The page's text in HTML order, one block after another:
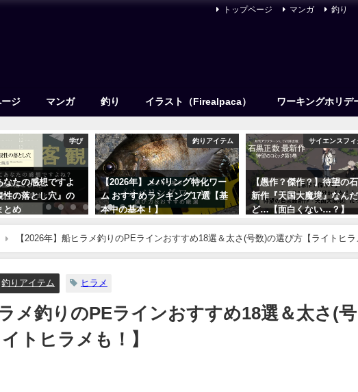
トップページ マンガ 釣り
ージ マンガ 釣り イラスト（Firealpaca） ワーキングホリデ
学び
なたの感想ですよ
性の落とし穴』の
とめ
釣りアイテム
【2026年】メバリング特化ワー
ム おすすめランキング17選【基
本中の基本！】
サイエンスフ
【愚作？傑作？】待望の
新作『天国大魔境』なん
ど…【面白くない…？】
【2026年】船ヒラメ釣りのPEラインおすすめ18選＆太さ(号数)の選び方【ライトヒラ
釣りアイテム ヒラメ
ラメ釣りのPEラインおすすめ18選＆太さ(号
トヒラメも！】